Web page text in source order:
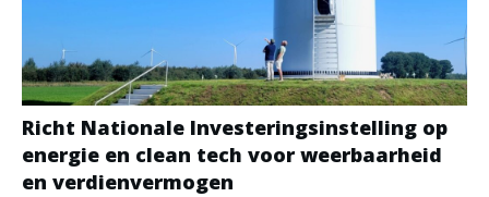
Richt Nationale Investeringsinstelling op
energie en clean tech voor weerbaarheid
en verdienvermogen